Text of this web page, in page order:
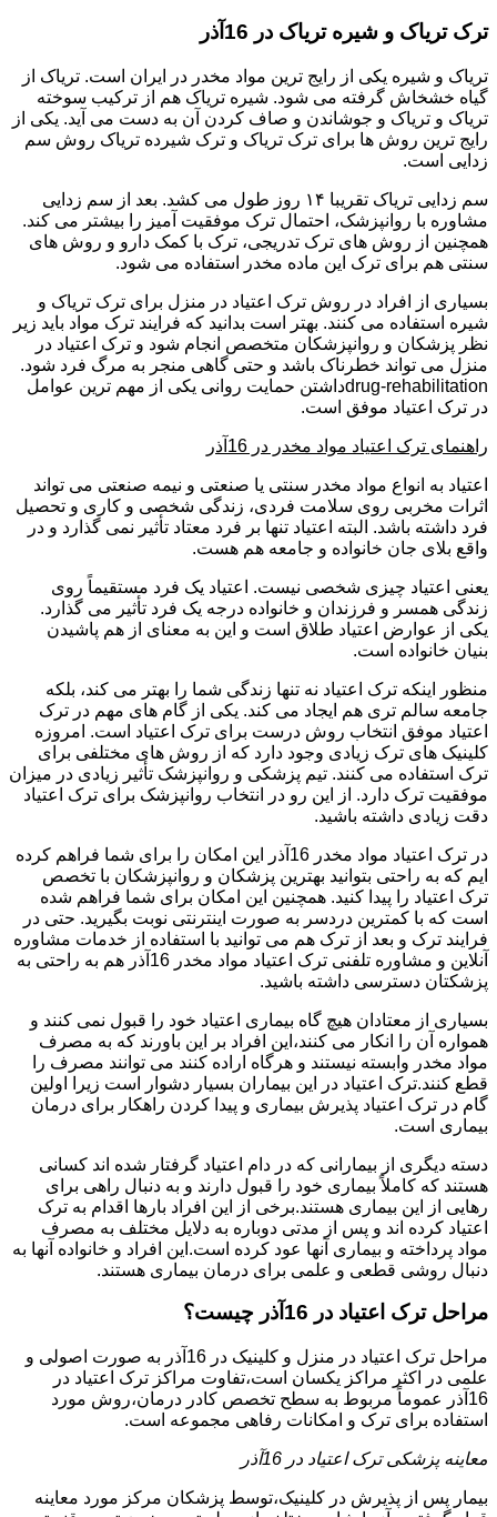
ترک تریاک و شیره تریاک در 16آذر
تریاک و شیره یکی از رایج ترین مواد مخدر در ایران است. تریاک از
گیاه خشخاش گرفته می شود. شیره تریاک هم از ترکیب سوخته
تریاک و تریاک و جوشاندن و صاف کردن آن به دست می آید. یکی از
رایج ترین روش ها برای ترک تریاک و ترک شیرده تریاک روش سم
زدایی است.
سم زدایی تریاک تقریبا ۱۴ روز طول می کشد. بعد از سم زدایی
مشاوره با روانپزشک، احتمال ترک موفقیت آمیز را بیشتر می کند.
همچنین از روش های ترک تدریجی، ترک با کمک دارو و روش های
سنتی هم برای ترک این ماده مخدر استفاده می شود.
بسیاری از افراد در روش ترک اعتیاد در منزل برای ترک تریاک و
شیره استفاده می کنند. بهتر است بدانید که فرایند ترک مواد باید زیر
نظر پزشکان و روانپزشکان متخصص انجام شود و ترک اعتیاد در
منزل می تواند خطرناک باشد و حتی گاهی منجر به مرگ فرد شود.
drug-rehabilitationداشتن حمایت روانی یکی از مهم ترین عوامل
در ترک اعتیاد موفق است.
راهنمای ترک اعتیاد مواد مخدر در 16آذر
اعتیاد به انواع مواد مخدر سنتی یا صنعتی و نیمه صنعتی می تواند
اثرات مخربی روی سلامت فردی، زندگی شخصی و کاری و تحصیل
فرد داشته باشد. البته اعتیاد تنها بر فرد معتاد تأثیر نمی گذارد و در
واقع بلای جان خانواده و جامعه هم هست.
یعنی اعتیاد چیزی شخصی نیست. اعتیاد یک فرد مستقیماً روی
زندگی همسر و فرزندان و خانواده درجه یک فرد تأثیر می گذارد.
یکی از عوارض اعتیاد طلاق است و این به معنای از هم پاشیدن
بنیان خانواده است.
منظور اینکه ترک اعتیاد نه تنها زندگی شما را بهتر می کند، بلکه
جامعه سالم تری هم ایجاد می کند. یکی از گام های مهم در ترک
اعتیاد موفق انتخاب روش درست برای ترک اعتیاد است. امروزه
کلینیک های ترک زیادی وجود دارد که از روش های مختلفی برای
ترک استفاده می کنند. تیم پزشکی و روانپزشک تأثیر زیادی در میزان
موفقیت ترک دارد. از این رو در انتخاب روانپزشک برای ترک اعتیاد
دقت زیادی داشته باشید.
در ترک اعتیاد مواد مخدر 16آذر این امکان را برای شما فراهم کرده
ایم که به راحتی بتوانید بهترین پزشکان و روانپزشکان با تخصص
ترک اعتیاد را پیدا کنید. همچنین این امکان برای شما فراهم شده
است که با کمترین دردسر به صورت اینترنتی نوبت بگیرید. حتی در
فرایند ترک و بعد از ترک هم می توانید با استفاده از خدمات مشاوره
آنلاین و مشاوره تلفنی ترک اعتیاد مواد مخدر 16آذر هم به راحتی به
پزشکتان دسترسی داشته باشید.
بسیاری از معتادان هیچ گاه بیماری اعتیاد خود را قبول نمی کنند و
همواره آن را انکار می کنند،این افراد بر این باورند که به مصرف
مواد مخدر وابسته نیستند و هرگاه اراده کنند می توانند مصرف را
قطع کنند.ترک اعتیاد در این بیماران بسیار دشوار است زیرا اولین
گام در ترک اعتیاد پذیرش بیماری و پیدا کردن راهکار برای درمان
بیماری است.
دسته دیگری از بیمارانی که در دام اعتیاد گرفتار شده اند کسانی
هستند که کاملاً بیماری خود را قبول دارند و به دنبال راهی برای
رهایی از این بیماری هستند.برخی از این افراد بارها اقدام به ترک
اعتیاد کرده اند و پس از مدتی دوباره به دلایل مختلف به مصرف
مواد پرداخته و بیماری آنها عود کرده است.این افراد و خانواده آنها به
دنبال روشی قطعی و علمی برای درمان بیماری هستند.
مراحل ترک اعتیاد در 16آذر چیست؟
مراحل ترک اعتیاد در منزل و کلینیک در 16آذر به صورت اصولی و
علمی در اکثر مراکز یکسان است،تفاوت مراکز ترک اعتیاد در
16آذر عموماً مربوط به سطح تخصص کادر درمان،روش مورد
استفاده برای ترک و امکانات رفاهی مجموعه است.
معاینه پزشکی ترک اعتیاد در 16آذر
بیمار پس از پذیرش در کلینیک،توسط پزشکان مرکز مورد معاینه